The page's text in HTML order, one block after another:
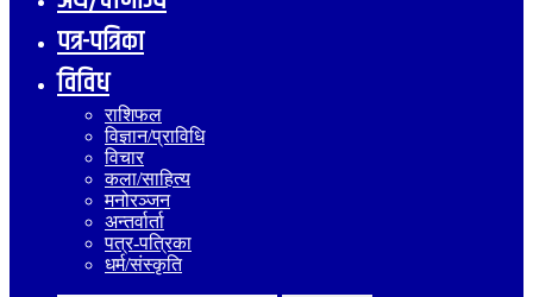
पत्र-पत्रिका
विविध
राशिफल
विज्ञान/प्राविधि
विचार
कला/साहित्य
मनोरञ्जन
अन्तर्वार्ता
पत्र-पत्रिका
धर्म/संस्कृति